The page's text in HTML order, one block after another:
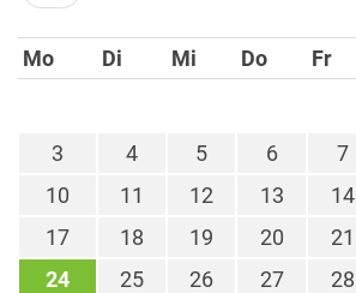
Mo Di Mi Do Fr
3
4 5 6 7
10
11 12 13 14
17
18 19 20 21
24
25 26 27 28